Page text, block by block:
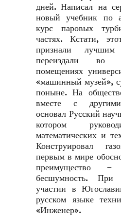
дней. Написал на
новый учебник по
курс паровых
частях. Кстати,
признали
переиздали
помещениях
«машинный музей»,
поныне. На
вместе с
основал Русский
котором
математических и
Конструировал
первым в мире
преимущество
бесшумность. При
участии в
русском языке
«Инженер».